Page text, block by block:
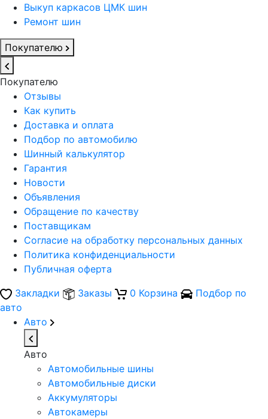
Выкуп каркасов ЦМК шин
Ремонт шин
Покупателю
Покупателю
Отзывы
Как купить
Доставка и оплата
Подбор по автомобилю
Шинный калькулятор
Гарантия
Новости
Объявления
Обращение по качеству
Поставщикам
Согласие на обработку персональных данных
Политика конфиденциальности
Публичная оферта
Закладки
Заказы 0 Корзина
Подбор по
авто
Авто
Авто
Автомобильные шины
Автомобильные диски
Аккумуляторы
Автокамеры